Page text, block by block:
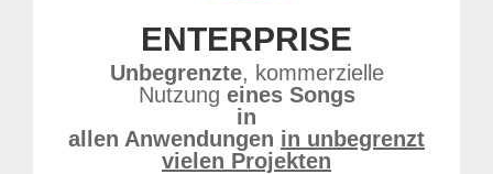
ENTERPRISE
Unbegrenzte, kommerzielle
Nutzung eines Songs
in
allen Anwendungen in unbegrenzt
vielen Projekten